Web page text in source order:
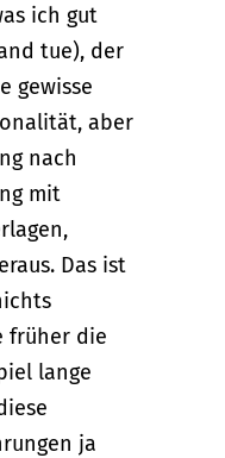
ich gut
tue), der
gewisse
aber
nach
mit
Das ist
früher die
lange
ja